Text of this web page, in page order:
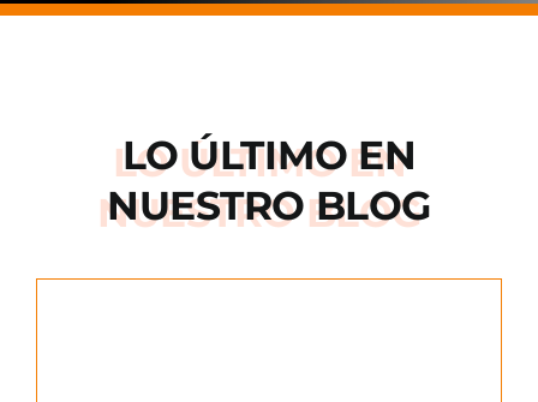
LO ÚLTIMO EN
NUESTRO BLOG